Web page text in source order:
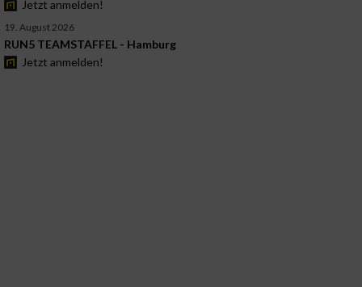
Jetzt anmelden!
19. August 2026
RUN5 TEAMSTAFFEL - Hamburg
Jetzt anmelden!